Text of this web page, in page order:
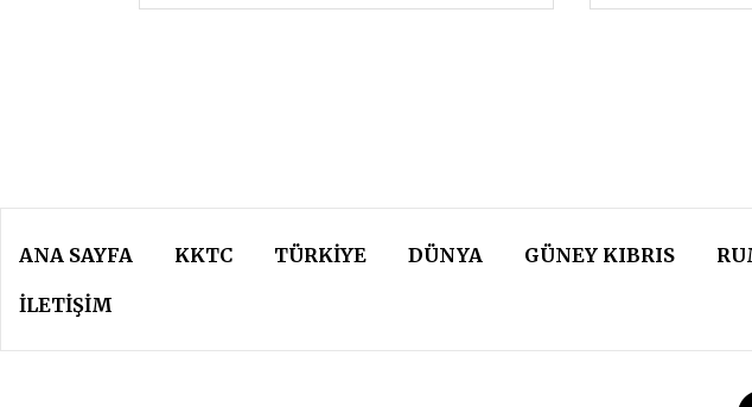
ANA SAYFA KKTC TÜRKIYE DÜNYA GÜNEY KIBRIS
İLETİŞİM